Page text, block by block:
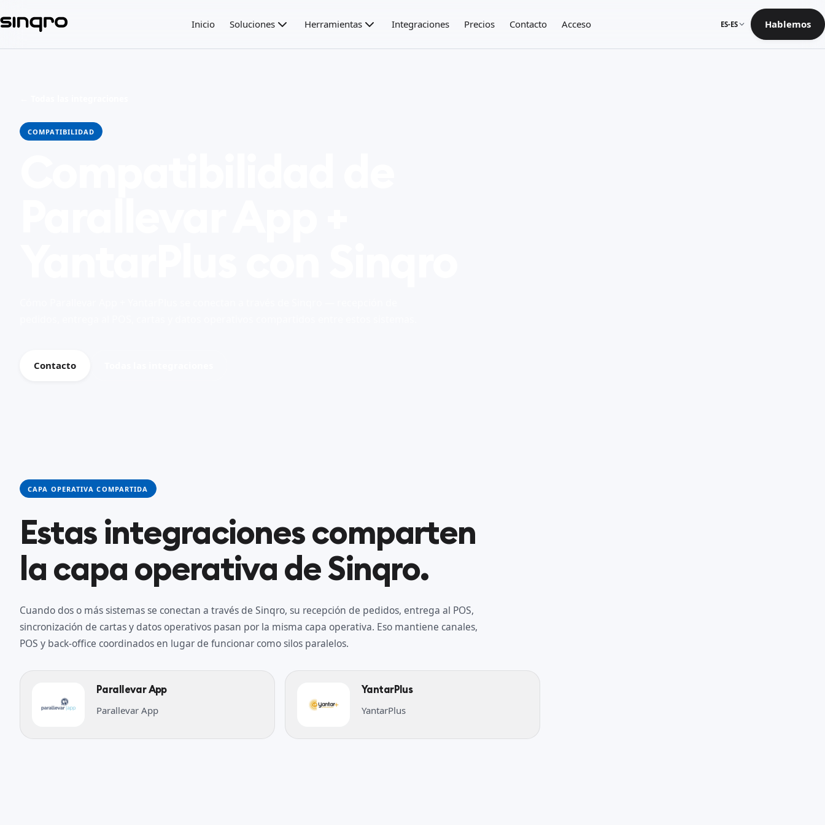
Inicio Soluciones Herramientas Integraciones Precios Contacto Acceso ES-ES Hablemos
COMPATIBILIDAD
Contacto
CAPA OPERATIVA COMPARTIDA
Estas integraciones comparten
la capa operativa de Sinqro.
Cuando dos o más sistemas se conectan a través de Sinqro, su recepción de pedidos, entrega al POS,
sincronización de cartas y datos operativos pasan por la misma capa operativa. Eso mantiene canales,
POS y back-office coordinados en lugar de funcionar como silos paralelos.
Parallevar App
Parallevar App
YantarPlus
YantarPlus